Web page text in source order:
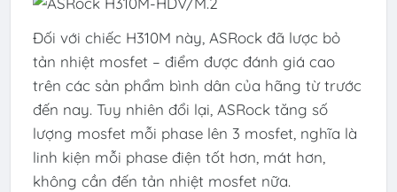
Đối với chiếc H310M này, ASRock đã lược bỏ
tản nhiệt mosfet – điểm được đánh giá cao
trên các sản phẩm bình dân của hãng từ trước
đến nay. Tuy nhiên đổi lại, ASRock tăng số
lượng mosfet mỗi phase lên 3 mosfet, nghĩa là
linh kiện mỗi phase điện tốt hơn, mát hơn,
không cần đến tản nhiệt mosfet nữa.